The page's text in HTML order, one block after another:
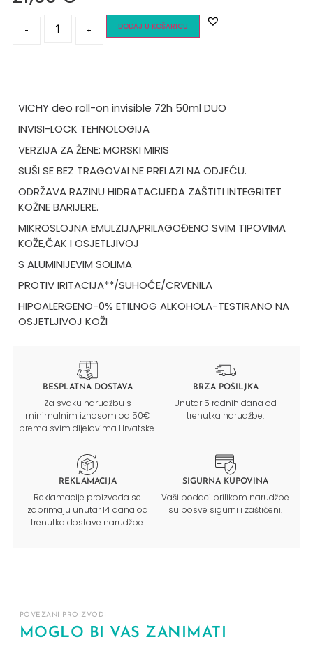
- + DODAJ U KOŠARICU
VICHY deo roll-on invisible 72h 50ml DUO
INVISI-LOCK TEHNOLOGIJA
VERZIJA ZA ŽENE: MORSKI MIRIS
SUŠI SE BEZ TRAGOVAI NE PRELAZI NA ODJEĆU.
ODRŽAVA RAZINU HIDRATACIJEDA ZAŠTITI INTEGRITET
KOŽNE BARIJERE.
MIKROSLOJNA EMULZIJA,PRILAGOĐENO SVIM TIPOVIMA
KOŽE,ČAK I OSJETLJIVOJ
S ALUMINIJEVIM SOLIMA
PROTIV IRITACIJA**/SUHOĆE/CRVENILA
HIPOALERGENO-0% ETILNOG ALKOHOLA-TESTIRANO NA
OSJETLJIVOJ KOŽI
BESPLATNA DOSTAVA
Za svaku narudžbu s
minimalnim iznosom od 50€
prema svim dijelovima Hrvatske.
BRZA POŠILJKA
Unutar 5 radnih dana od
trenutka narudžbe.
REKLAMACIJA
Reklamacije proizvoda se
zaprimaju unutar 14 dana od
trenutka dostave narudžbe.
SIGURNA KUPOVINA
Vaši podaci prilikom narudžbe
su posve sigurni i zaštićeni.
POVEZANI PROIZVODI
MOGLO BI VAS ZANIMATI